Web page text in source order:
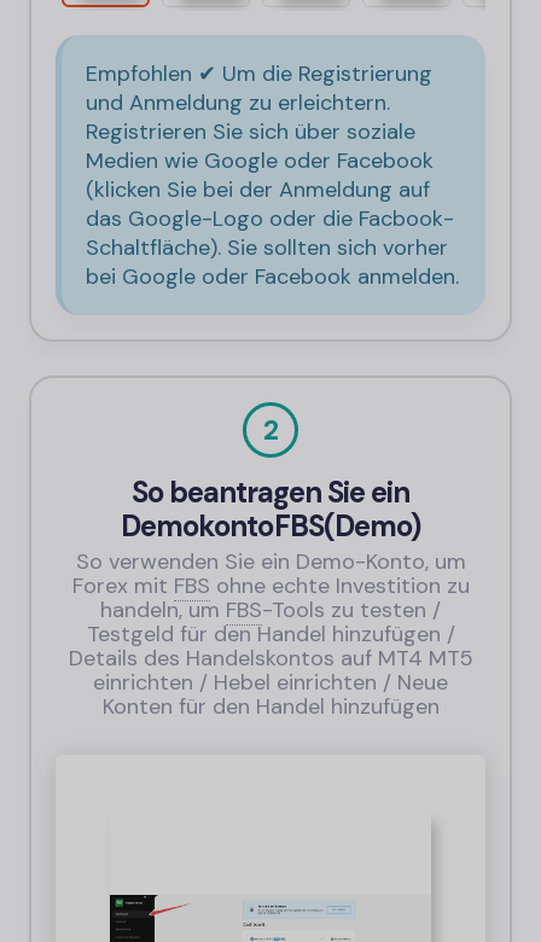
Empfohlen ✔ Um die Registrierung
und Anmeldung zu erleichtern.
Registrieren Sie sich über soziale
Medien wie Google oder Facebook
(klicken Sie bei der Anmeldung auf
das Google-Logo oder die Facbook-
Schaltfläche). Sie sollten sich vorher
bei Google oder Facebook anmelden.
2
So beantragen Sie ein
DemokontoFBS(Demo)
So verwenden Sie ein Demo-Konto, um
Forex mit FBS ohne echte Investition zu
handeln, um FBS-Tools zu testen /
Testgeld für den Handel hinzufügen /
Details des Handelskontos auf MT4 MT5
einrichten / Hebel einrichten / Neue
Konten für den Handel hinzufügen